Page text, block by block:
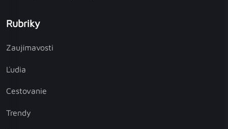
Rubriky
Zaujímavosti
Ľudia
Cestovanie
Trendy